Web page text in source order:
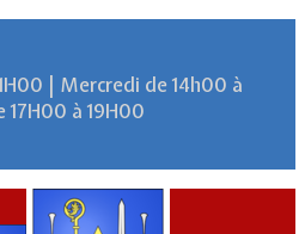
| Mercredi de 14h00 à
à 19H00